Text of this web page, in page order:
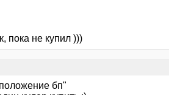
пока не купил )))
бп"